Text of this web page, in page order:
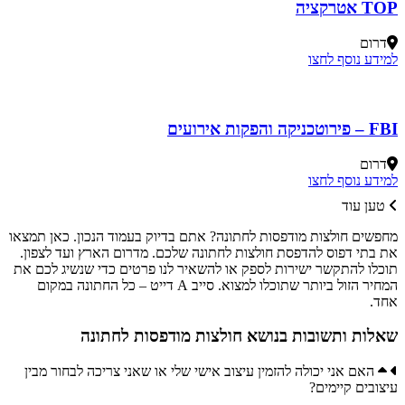
TOP אטרקציה
דרום
למידע נוסף לחצו
FBI – פירוטכניקה והפקות אירועים
דרום
למידע נוסף לחצו
טען עוד
מחפשים חולצות מודפסות לחתונה? אתם בדיוק בעמוד הנכון. כאן תמצאו
את בתי דפוס להדפסת חולצות לחתונה שלכם. מדרום הארץ ועד לצפון.
תוכלו להתקשר ישירות לספק או להשאיר לנו פרטים כדי שנשיג לכם את
המחיר הזול ביותר שתוכלו למצוא. סייב A דייט – כל החתונה במקום
אחד.
שאלות ותשובות בנושא חולצות מודפסות לחתונה
האם אני יכולה להזמין עיצוב אישי שלי או שאני צריכה לבחור מבין
עיצובים קיימים?